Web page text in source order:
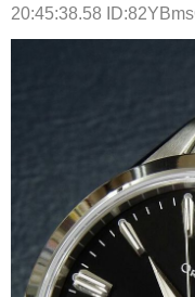
20:45:38.58